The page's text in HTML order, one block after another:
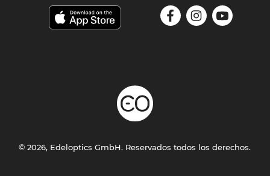
© 2026, Edeloptics GmbH. Reservados todos los derechos.